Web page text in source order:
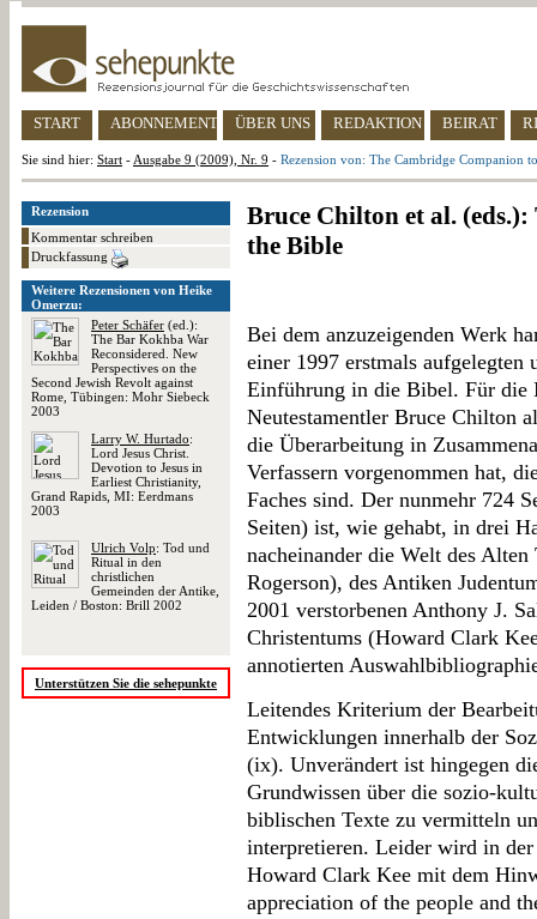
START ABONNEMENT ÜBER UNS REDAKTION BEIRAT
Sie sind hier: Start - Ausgabe 9 (2009), Nr. 9 - Rezension von: The Cambridge Companion
Rezension
Kommentar schreiben
Druckfassung
Weitere Rezensionen von Heike
Omerzu:
Peter Schäfer (ed.):
The Bar Kokhba War
Reconsidered. New
Perspectives on the
Second Jewish Revolt against
Rome, Tübingen: Mohr Siebeck
2003
Larry W. Hurtado:
Lord Jesus Christ.
Devotion to Jesus in
Earliest Christianity,
Grand Rapids, MI: Eerdmans
2003
Ulrich Volp: Tod und
Ritual in den
christlichen
Gemeinden der Antike,
Leiden / Boston: Brill 2002
Unterstützen Sie die sehepunkte
Bruce Chilton et al.
the Bible
Bei dem anzuzeigenden Werk
einer 1997 erstmals aufgelegten
Einführung in die Bibel. Für die
Neutestamentler Bruce Chilton
die Überarbeitung in
Verfassern vorgenommen hat,
Faches sind. Der nunmehr 724
Seiten) ist, wie gehabt, in drei
nacheinander die Welt des
Rogerson), des Antiken
2001 verstorbenen Anthony J.
Christentums (Howard Clark
annotierten
Leitendes Kriterium der
Entwicklungen innerhalb der
(ix). Unverändert ist hingegen
Grundwissen über die sozio-
biblischen Texte zu vermitteln
interpretieren. Leider wird in
Howard Clark Kee mit dem
appreciation of the people and